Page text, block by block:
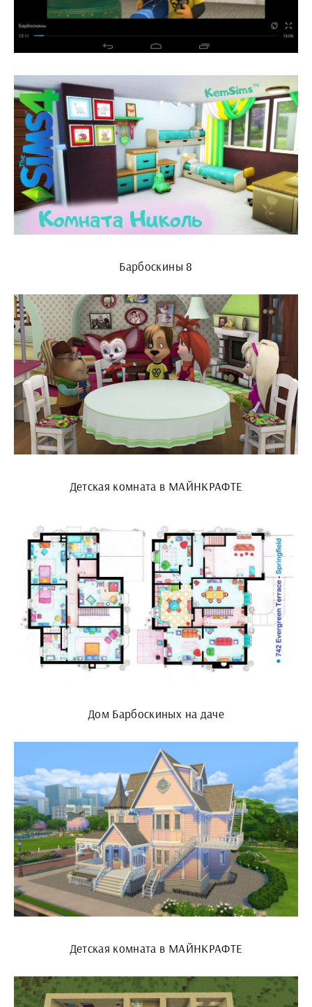
Барбоскины 8
Детская комната в МАЙНКРАФТЕ
Дом Барбоскиных на даче
Детская комната в МАЙНКРАФТЕ